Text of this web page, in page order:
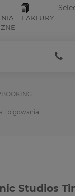
FAKTURY
i bigowania
Studios